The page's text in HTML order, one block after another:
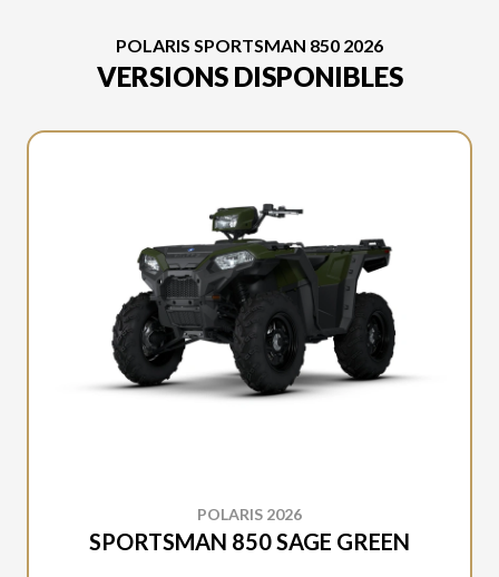
POLARIS SPORTSMAN 850 2026
VERSIONS DISPONIBLES
POLARIS 2026
SPORTSMAN 850 SAGE GREEN